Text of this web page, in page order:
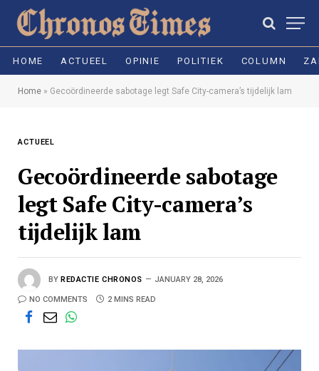
HOME ACTUEEL OPINIE POLITIEK COLUMN
Home » Gecoördineerde sabotage legt Safe City-camera’s tijdelijk lam
ACTUEEL
Gecoördineerde sabotage
legt Safe City-camera’s
tijdelijk lam
BY REDACTIE CHRONOS JANUARY 28, 2026
NO COMMENTS 2 MINS READ